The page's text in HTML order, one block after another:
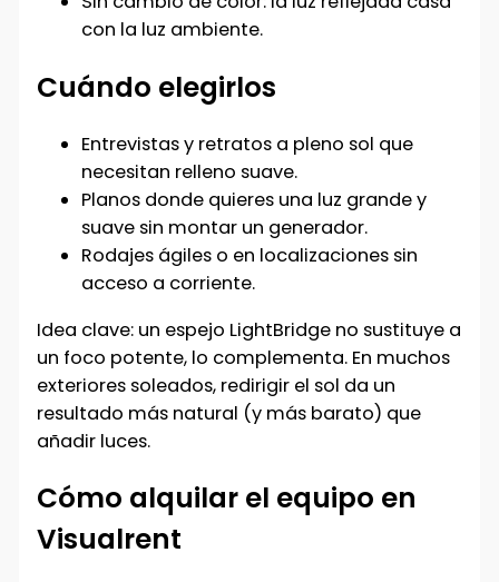
con la luz ambiente.
Cuándo elegirlos
Entrevistas y retratos a pleno sol que
necesitan relleno suave.
Planos donde quieres una luz grande y
suave sin montar un generador.
Rodajes ágiles o en localizaciones sin
acceso a corriente.
Idea clave: un espejo LightBridge no sustituye a
un foco potente, lo complementa. En muchos
exteriores soleados, redirigir el sol da un
resultado más natural (y más barato) que
añadir luces.
Cómo alquilar el equipo en
Visualrent